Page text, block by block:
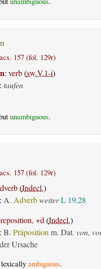
157 (fol. 129r)
: verb(sw.V.1-i)
: taufen
unambiguous.
157 (fol. 129r)
(Indecl.)
: A. Adverb weiter L 19,28
+d (Indecl.)
: B. Präposition m. Dat. von,
Ursache
lexically ambiguous.